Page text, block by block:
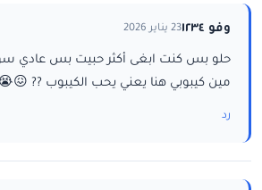
وفو ١٢٣٤ 23 يناير 2026
حلو بس كنت ابغى أكثر حبيت بس عادي
مين كيبوبي هنا يعني يحب الكيبوب ??
رد